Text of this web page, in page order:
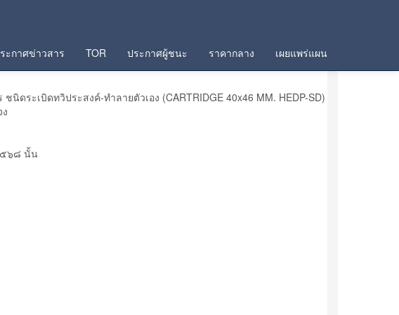
ะกาศข่าวสาร TOR ประกาศผู้ชนะ ราคากลาง เผยแพร่แผน
ระเบิดทวิประสงค์-ทำลายตัวเอง (CARTRIDGE 40x46 MM. HEDP-SD)
๕๖๘ นั้น